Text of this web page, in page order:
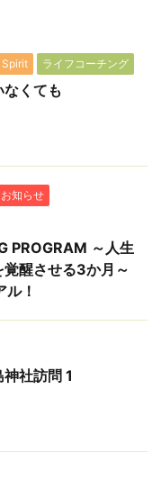
Spirit ライフコーチング
くても
お知らせ
PROGRAM ～人生
醒させる3か月～
！
社訪問 1